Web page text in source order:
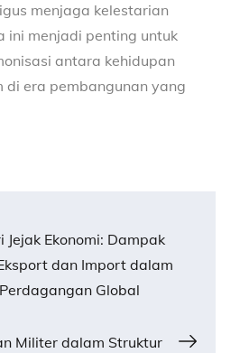
menjaga kelestarian
ini menjadi penting untuk
antara kehidupan
di era pembangunan yang
Jejak Ekonomi: Dampak
dan Import dalam
Global
Militer dalam Struktur